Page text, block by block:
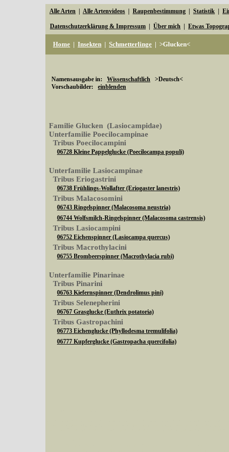
Alle Arten Alle Artenvideos Raupenbestimmung Statistik
Datenschutzerklärung & Impressum Über mich Etwas
Home | Insekten | Schmetterlinge | >Glucken<
Namensausgabe in: Wissenschaftlich >Deutsch<
Vorschaubilder: einblenden
Familie Glucken (Lasiocampidae)
Unterfamilie Poecilocampinae
Tribus Poecilocampini
06728 Kleine Pappelglucke (Poecilocampa populi)
Unterfamilie Lasiocampinae
Tribus Eriogastrini
06738 Frühlings-Wollafter (Eriogaster lanestris)
Tribus Malacosomini
06743 Ringelspinner (Malacosoma neustria)
06744 Wolfsmilch-Ringelspinner (Malacosoma castrensis)
Tribus Lasiocampini
06752 Eichenspinner (Lasiocampa quercus)
Tribus Macrothylacini
06755 Brombeerspinner (Macrothylacia rubi)
Unterfamilie Pinarinae
Tribus Pinarini
06763 Kiefernspinner (Dendrolimus pini)
Tribus Selenepherini
06767 Grasglucke (Euthrix potatoria)
Tribus Gastropachini
06773 Eichenglucke (Phyllodesma tremulifolia)
06777 Kupferglucke (Gastropacha quercifolia)